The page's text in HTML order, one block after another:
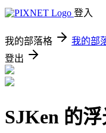
登入
我的部落格 我的部
登出
SJKen 的